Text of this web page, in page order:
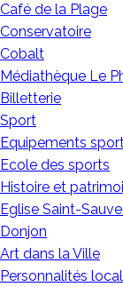
Café de la Plage
Conservatoire
Cobalt
Médiathèque Le
Billetterie
Sport
Equipements
Ecole des sports
Histoire et
Eglise Saint-
Donjon
Art dans la Ville
Personnalités